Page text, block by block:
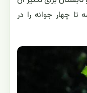
چهار جوانه را در